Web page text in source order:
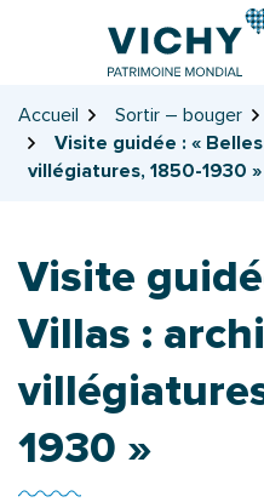
pageAccueil Sortir – bouger
Visite guidée : «
villégiatures, 1850-1930 »
Visite
Villas :
1930 »